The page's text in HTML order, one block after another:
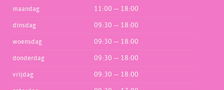
maandag 11:00 — 18:00
dinsdag 09:30 — 18:00
woensdag 09:30 — 18:00
donderdag 09:30 — 18:00
vrijdag 09:30 — 18:00